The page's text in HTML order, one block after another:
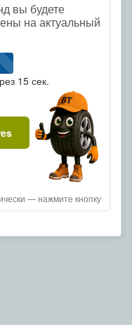
вы будете
на актуальный
15сек.
— нажмите кнопку